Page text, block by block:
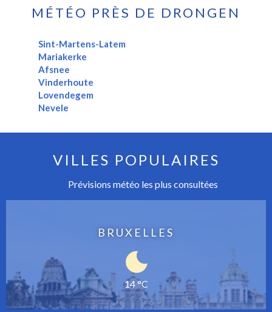
MÉTÉO PRÈS DE DRONGEN
Sint-Martens-Latem
Mariakerke
Afsnee
Vinderhoute
Lovendegem
Nevele
VILLES POPULAIRES
Prévisions météo les plus consultées
BRUXELLES
14 °C